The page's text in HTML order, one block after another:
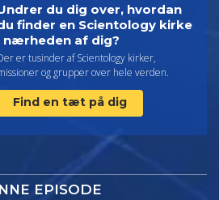
du dig over, hvordan
finder en Scientology kirke
nærheden af dig?
er tusinder af Scientology kirker,
og grupper over hele verden.
Find en tæt på dig
EPISODE